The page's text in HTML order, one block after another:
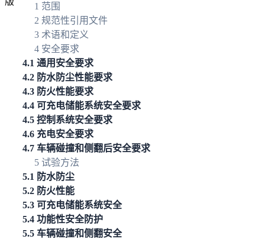
1 范围
2 规范性引用文件
3 术语和定义
4 安全要求
4.1 通用安全要求
4.2 防水防尘性能要求
4.3 防火性能要求
4.4 可充电储能系统安全要求
4.5 控制系统安全要求
4.6 充电安全要求
4.7 车辆碰撞和侧翻后安全要求
5 试验方法
5.1 防水防尘
5.2 防火性能
5.3 可充电储能系统安全
5.4 功能性安全防护
5.5 车辆碰撞和侧翻安全